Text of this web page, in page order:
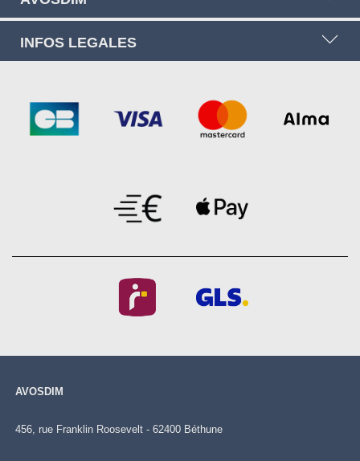
INFOS LEGALES
AVOSDIM
456, rue Franklin Roosevelt - 62400 Béthune